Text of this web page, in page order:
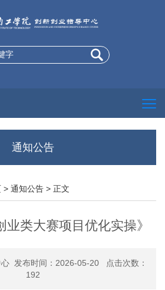
通知公告
> 通知公告 > 正文
类大赛项目优化实操》
发布时间：2026-05-20 点击次数：
192